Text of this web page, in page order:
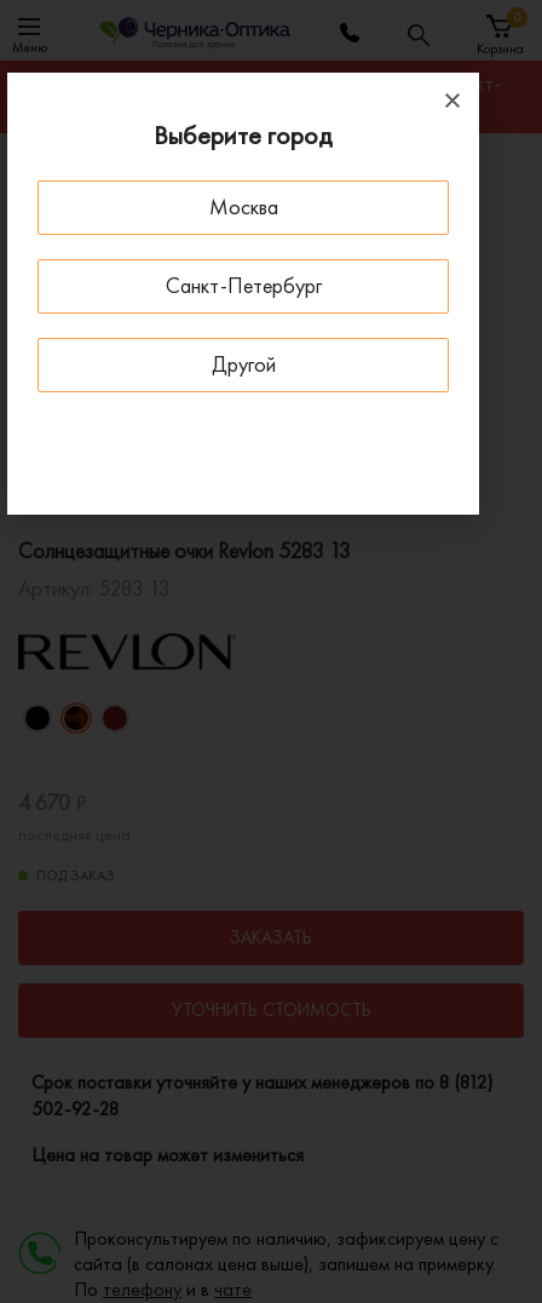
Выберите город
Москва
Санкт-Петербург
Другой
Меню Корзина
0
Гарантируем лучшую цену на любую оправу в Санкт-
Главная
Солнцезащитные очки
Солнцезащитные очки Revlon 5283 13
Солнцезащитные очки Revlon 5283 13
ПОД ЗАКАЗ
ЗАКАЗАТЬ
УТОЧНИТЬ СТОИМОСТЬ
Cрок поставки уточняйте у наших менеджеров по 8 (812)
502-92-28
Цена на товар может измениться
Проконсультируем по наличию, зафиксируем цену с
сайта (в салонах цена выше), запишем на примерку.
По телефону и в чате
ПОД ЗАКАЗ